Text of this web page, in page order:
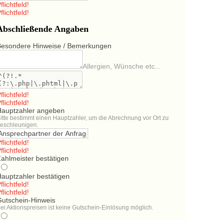
Angaben
Hinweise / Bemerkungen
Allergien, Wünsche etc...
angeben
bestimmt einen Hauptzahler, um die Abrechnung vor Ort zu
bestätigen
bestätigen
Hinweis
Aktionspreisen ist keine Gutschein-Einlösung möglich.